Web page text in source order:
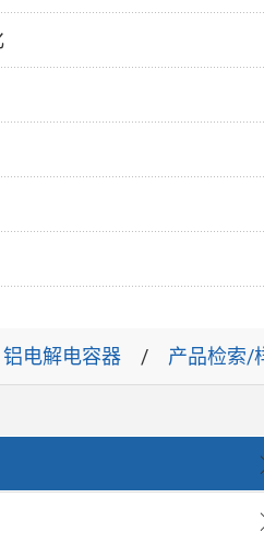
铝电解电容器 产品检索/